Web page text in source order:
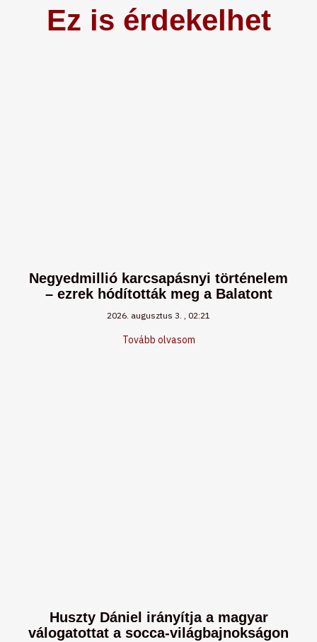
Ez is érdekelhet
Negyedmillió karcsapásnyi történelem
– ezrek hódították meg a Balatont
2026. augusztus 3. 02:21
Tovább olvasom
Huszty Dániel irányítja a magyar
válogatottat a socca-világbajnokságon